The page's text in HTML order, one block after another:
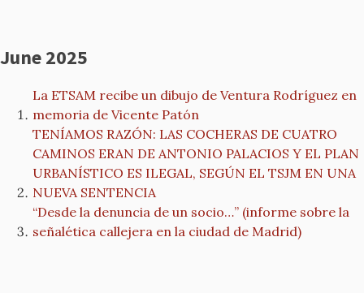
June 2025
La ETSAM recibe un dibujo de Ventura Rodríguez en
memoria de Vicente Patón
TENÍAMOS RAZÓN: LAS COCHERAS DE CUATRO
CAMINOS ERAN DE ANTONIO PALACIOS Y EL PLAN
URBANÍSTICO ES ILEGAL, SEGÚN EL TSJM EN UNA
NUEVA SENTENCIA
“Desde la denuncia de un socio…” (informe sobre la
señalética callejera en la ciudad de Madrid)